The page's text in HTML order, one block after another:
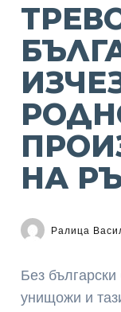
НА
Ралица
Без
унищожи и